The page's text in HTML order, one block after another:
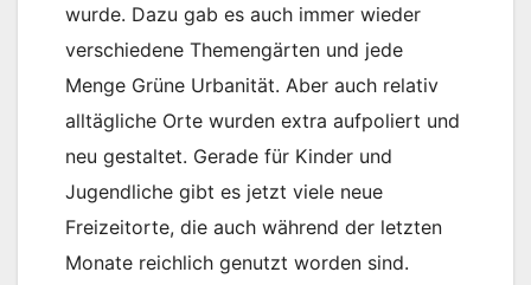
wurde. Dazu gab es auch immer wieder
verschiedene Themengärten und jede
Menge Grüne Urbanität. Aber auch relativ
alltägliche Orte wurden extra aufpoliert und
neu gestaltet. Gerade für Kinder und
Jugendliche gibt es jetzt viele neue
Freizeitorte, die auch während der letzten
Monate reichlich genutzt worden sind.